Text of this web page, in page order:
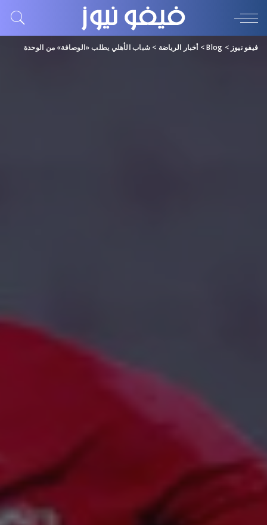
فيفو نيوز >
Blog
> أخبار الرياضة > شباب الأهلي يطلب «الوصافة» من الوحدة